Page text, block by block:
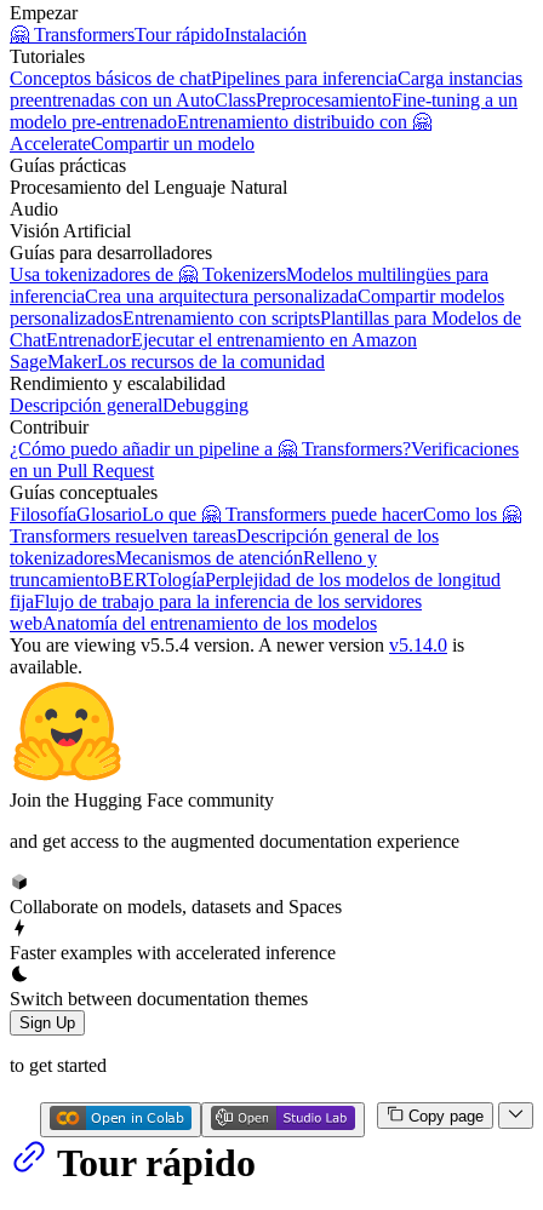
Empezar
🤗 TransformersTour rápidoInstalación
Tutoriales
Conceptos básicos de chatPipelines para inferenciaCarga instancias
preentrenadas con un AutoClassPreprocesamientoFine-tuning a un
modelo pre-entrenadoEntrenamiento distribuido con 🤗
AccelerateCompartir un modelo
Guías prácticas
Procesamiento del Lenguaje Natural
Audio
Visión Artificial
Guías para desarrolladores
Usa tokenizadores de 🤗 TokenizersModelos multilingües para
inferenciaCrea una arquitectura personalizadaCompartir modelos
personalizadosEntrenamiento con scriptsPlantillas para Modelos de
ChatEntrenadorEjecutar el entrenamiento en Amazon
SageMakerLos recursos de la comunidad
Rendimiento y escalabilidad
Descripción generalDebugging
Contribuir
¿Cómo puedo añadir un pipeline a 🤗 Transformers?Verificaciones
en un Pull Request
Guías conceptuales
FilosofíaGlosarioLo que 🤗 Transformers puede hacerComo los 🤗
Transformers resuelven tareasDescripción general de los
tokenizadoresMecanismos de atenciónRelleno y
truncamientoBERTologíaPerplejidad de los modelos de longitud
fijaFlujo de trabajo para la inferencia de los servidores
webAnatomía del entrenamiento de los modelos
You are viewing v5.5.4 version. A newer version v5.14.0 is
available.
Join the Hugging Face community
and get access to the augmented documentation experience
Collaborate on models, datasets and Spaces
Faster examples with accelerated inference
Switch between documentation themes
Sign Up
to get started
Copy page
Tour rápido